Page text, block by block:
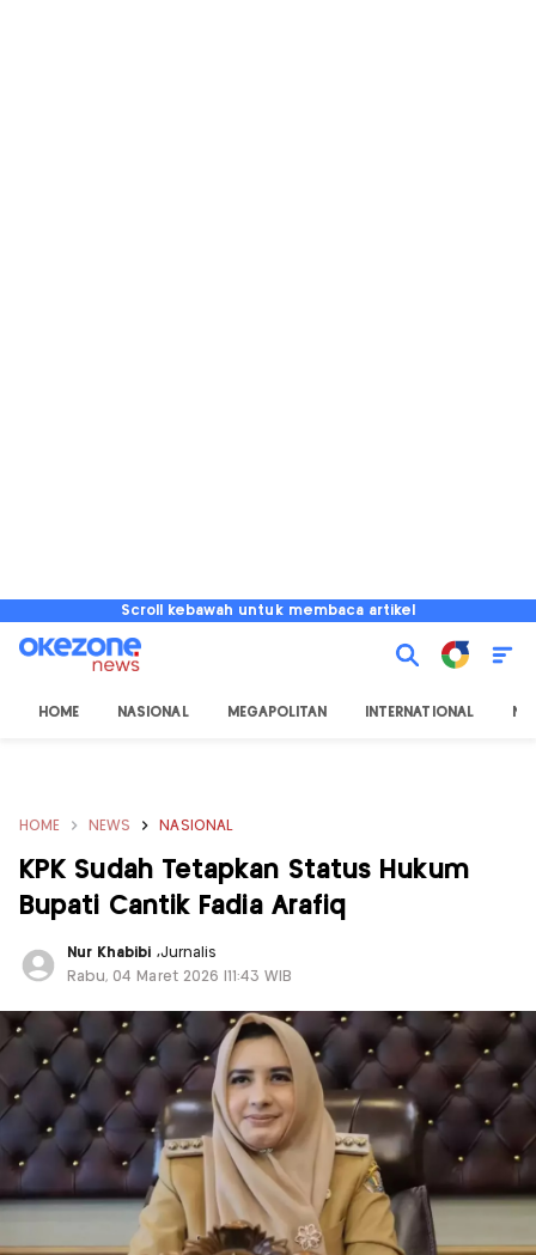
Scroll kebawah untuk membaca artikel
HOME NASIONAL MEGAPOLITAN INTERNATIONAL
HOME NEWS NASIONAL
KPK Sudah Tetapkan Status Hukum
Bupati Cantik Fadia Arafiq
Nur Khabibi ,Jurnalis
Rabu, 04 Maret 2026 |11:43 WIB